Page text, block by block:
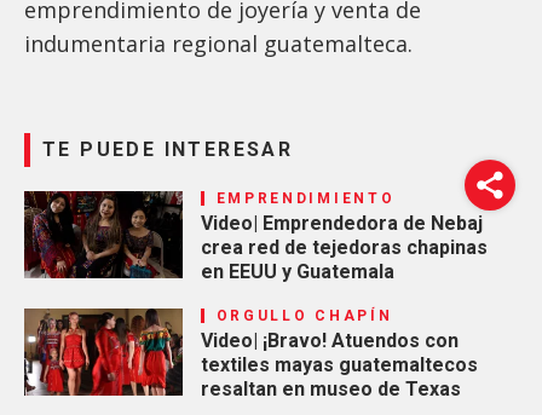
emprendimiento de joyería y venta de
indumentaria regional guatemalteca.
TE PUEDE INTERESAR
EMPRENDIMIENTO
Video| Emprendedora de Nebaj
crea red de tejedoras chapinas
en EEUU y Guatemala
ORGULLO CHAPÍN
Video| ¡Bravo! Atuendos con
textiles mayas guatemaltecos
resaltan en museo de Texas